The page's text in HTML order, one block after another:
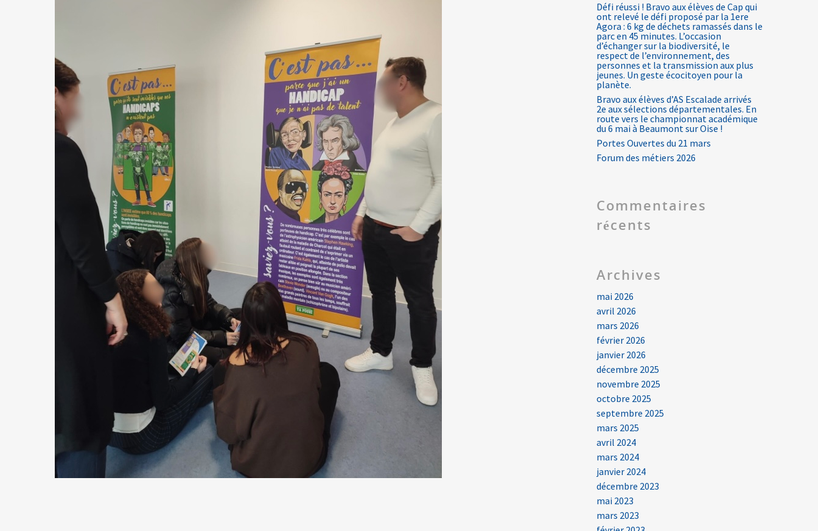
Défi réussi ! Bravo aux élèves de Cap qui
ont relevé le défi proposé par la 1ere
Agora : 6 kg de déchets ramassés dans le
parc en 45 minutes. L’occasion
d’échanger sur la biodiversité, le
respect de l’environnement, des
personnes et la transmission aux plus
jeunes. Un geste écocitoyen pour la
planète.
Bravo aux élèves d’AS Escalade arrivés
2e aux sélections départementales. En
route vers le championnat académique
du 6 mai à Beaumont sur Oise !
Portes Ouvertes du 21 mars
Forum des métiers 2026
Commentaires
récents
Archives
mai 2026
avril 2026
mars 2026
février 2026
janvier 2026
décembre 2025
novembre 2025
octobre 2025
septembre 2025
mars 2025
avril 2024
mars 2024
janvier 2024
décembre 2023
mai 2023
mars 2023